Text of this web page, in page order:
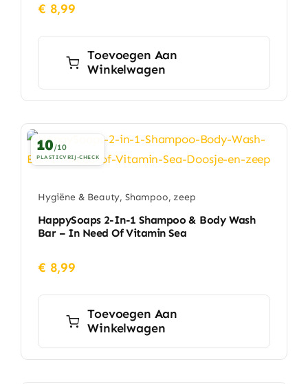
€ 8,99
Toevoegen Aan
Winkelwagen
10/10
PLASTICVRIJ-CHECK
Hygiëne & Beauty, Shampoo,zeep
HappySoaps 2-In-1 Shampoo & Body Wash
Bar – In Need Of Vitamin Sea
€ 8,99
Toevoegen Aan
Winkelwagen